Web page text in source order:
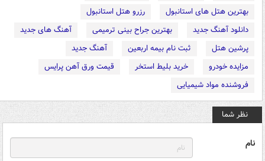
بهترین هتل های استانبول
رزرو هتل استانبول
دانلود آهنگ جدید
بهترین جراح بینی ترمیمی
آهنگ های جدید
پرشین هتل
ثبت نام بیمه اربعین
آهنگ جدید
مزایده خودرو
خرید بلیط استخر
قیمت ورق آهن پرایس
فروشنده مواد شیمیایی
نظر شما
نام